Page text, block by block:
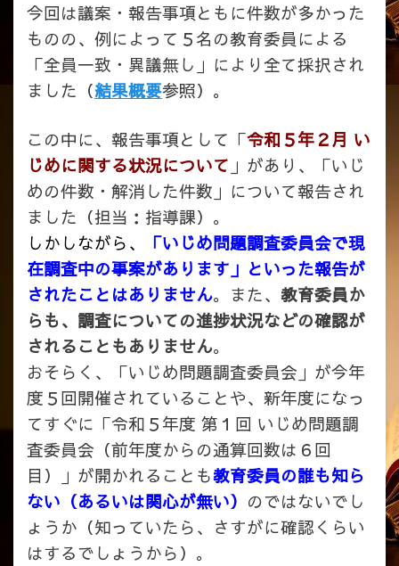
今回は議案・報告事項ともに件数が多かった
ものの、例によって５名の教育委員による
「全員一致・異議無し」により全て採択され
ました（結果概要参照）。
この中に、報告事項として「令和５年２月 い
じめに関する状況について 」があり、
「いじ
めの件数・解消した件数」について報告され
ました（担当：指導課）。
しかしながら、
「いじめ問題調査委員会で現
在調査中の事案があります」といった報告が
されたことはありません。 また、 教育委員か
らも、調査についての進捗状況などの確認が
されることもありません。
おそらく、「いじめ問題調査委員会」が今年
度５回開催されていることや、新年度になっ
てすぐに「令和５年度 第１回 いじめ問題調
査委員会（前年度からの通算回数は６回
目）」が開かれることも教育委員の誰も知ら
ない（あるいは関心が無い） のではないでし
ょうか（知っていたら、さすがに確認くらい
はするでしょうから）。